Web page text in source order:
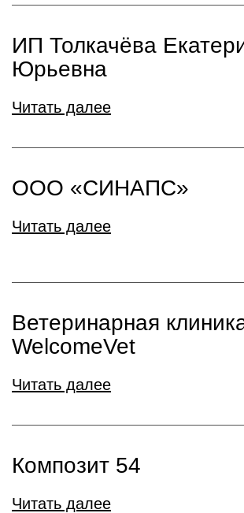
ИП Толкачёва
Юрьевна
Читать далее
ООО «СИНАПС»
Читать далее
Ветеринарная
WelcomeVet
Читать далее
Композит 54
Читать далее